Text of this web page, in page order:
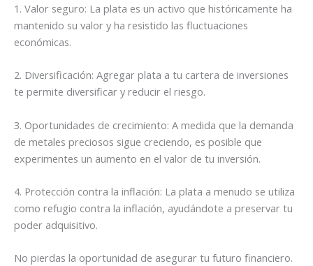
1. Valor seguro: La plata es un activo que históricamente ha
mantenido su valor y ha resistido las fluctuaciones
económicas.
2. Diversificación: Agregar plata a tu cartera de inversiones
te permite diversificar y reducir el riesgo.
3. Oportunidades de crecimiento: A medida que la demanda
de metales preciosos sigue creciendo, es posible que
experimentes un aumento en el valor de tu inversión.
4. Protección contra la inflación: La plata a menudo se utiliza
como refugio contra la inflación, ayudándote a preservar tu
poder adquisitivo.
No pierdas la oportunidad de asegurar tu futuro financiero.